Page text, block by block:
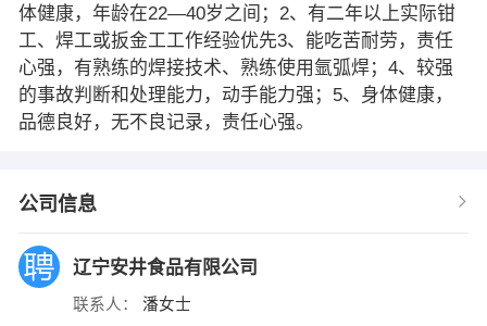
体健康，年龄在22—40岁之间；2、有二年以上实际钳
工、焊工或扳金工工作经验优先3、能吃苦耐劳，责任
心强，有熟练的焊接技术、熟练使用氩弧焊；4、较强
的事故判断和处理能力，动手能力强；5、身体健康，
品德良好，无不良记录，责任心强。
公司信息
辽宁安井食品有限公司
联系人： 潘女士